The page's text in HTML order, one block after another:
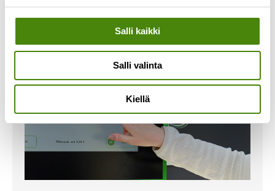
Salli kaikki
Salli valinta
Kiellä